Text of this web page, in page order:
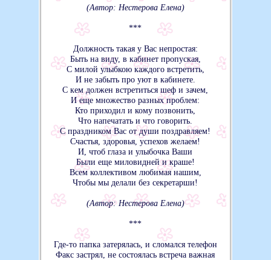
(Автор: Нестерова Елена)
***
Должность такая у Вас непростая:
Быть на виду, в кабинет пропуская,
С милой улыбкою каждого встретить,
И не забыть про уют в кабинете.
С кем должен встретиться шеф и зачем,
И еще множество разных проблем:
Кто приходил и кому позвонить,
Что напечатать и что говорить.
С праздником Вас от души поздравляем!
Счастья, здоровья, успехов желаем!
И, чтоб глаза и улыбочка Ваши
Были еще миловидней и краше!
Всем коллективом любимая нашим,
Чтобы мы делали без секретарши!
(Автор: Нестерова Елена)
***
Где-то папка затерялась, и сломался телефон
Факс застрял, не состоялась встреча важная